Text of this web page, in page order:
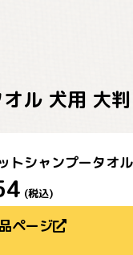
ル 犬用 大判
トシャンプータオ
(税込)
ページ